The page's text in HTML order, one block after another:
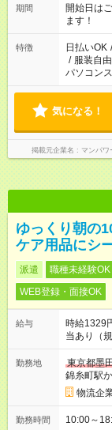
週40時間
間以上勤
（日雇い
案内が難
期間
開始日は
ます！
特徴 日払いOK /
/ 服装自由
パソコン
気になる！
掲載元企業名 マンパ
ゆっくり朝の
ケア用品にシ
派遣 職種未経験OK
WEB登録・面接OK
給与
時給1329
当あり（
勤務地
東京都墨
錦糸町駅
物流企
勤務時間 10:00～